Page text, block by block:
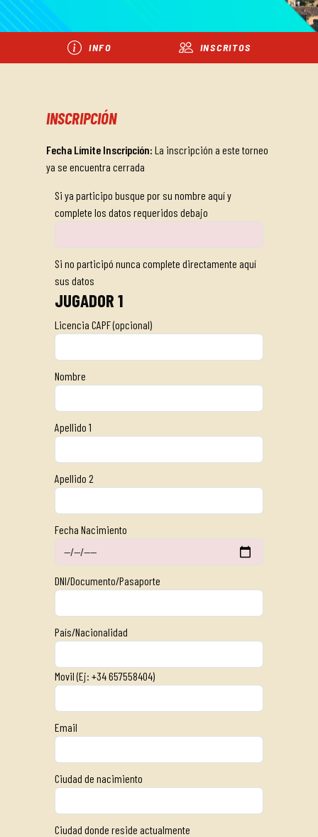
INFO INSCRITOS
INSCRIPCIÓN
Fecha Límite Inscripción: La inscripción a este torneo
ya se encuentra cerrada
Si ya participo busque por su nombre aquí y
complete los datos requeridos debajo
Si no participó nunca complete directamente aquí
sus datos
JUGADOR 1
Licencia CAPF (opcional)
Nombre
Apellido 1
Apellido 2
Fecha Nacimiento
DNI/Documento/Pasaporte
País/Nacionalidad
Movil (Ej: +34 657558404)
Email
Ciudad de nacimiento
Ciudad donde reside actualmente